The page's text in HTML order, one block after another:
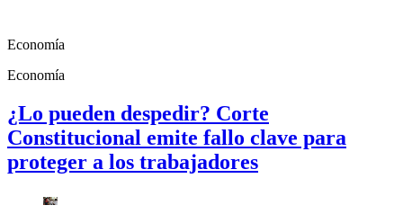
Economía
Economía
¿Lo pueden despedir? Corte
Constitucional emite fallo clave para
proteger a los trabajadores